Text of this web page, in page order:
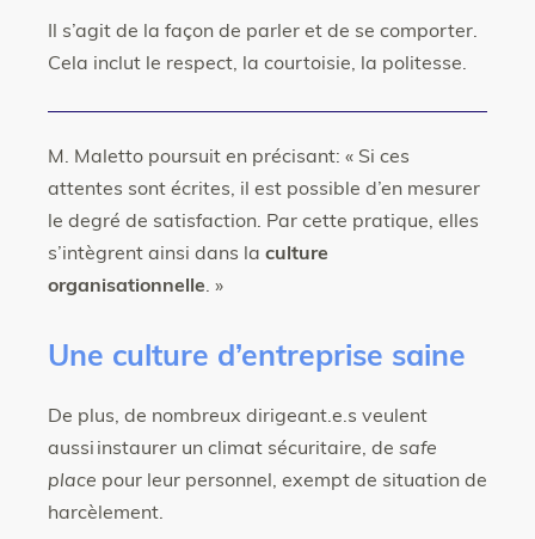
Il s’agit de la façon de parler et de se comporter.
Cela inclut le respect, la courtoisie, la politesse.
M. Maletto poursuit en précisant: « Si ces
attentes sont écrites, il est possible d’en mesurer
le degré de satisfaction. Par cette pratique, elles
s’intègrent ainsi dans la culture
organisationnelle. »
Une culture d’entreprise saine
De plus, de nombreux dirigeant.e.s veulent
aussi instaurer un climat sécuritaire, de safe
place pour leur personnel, exempt de situation de
harcèlement.